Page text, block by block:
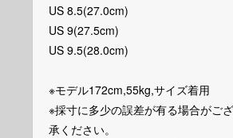
US 8.5(27.0cm)
US 9(27.5cm)
US 9.5(28.0cm)
※モデル172cm,55kg,サイズ着用
※採寸に多少の誤差が有る場合がご
承ください。